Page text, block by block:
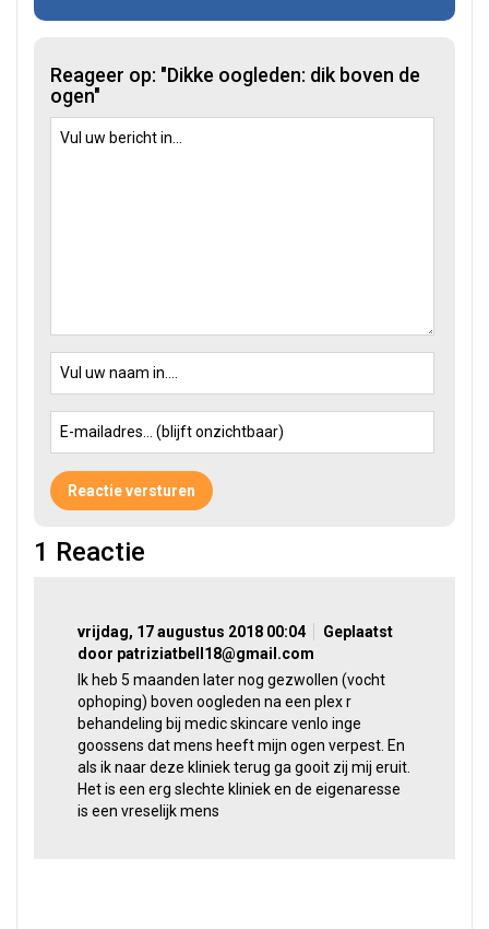
Reageer op: "Dikke oogleden: dik boven de
ogen"
1 Reactie
vrijdag, 17 augustus 2018 00:04
Geplaatst
door patriziatbell18@gmail.com
Ik heb 5 maanden later nog gezwollen (vocht
ophoping) boven oogleden na een plex r
behandeling bij medic skincare venlo inge
goossens dat mens heeft mijn ogen verpest. En
als ik naar deze kliniek terug ga gooit zij mij eruit.
Het is een erg slechte kliniek en de eigenaresse
is een vreselijk mens